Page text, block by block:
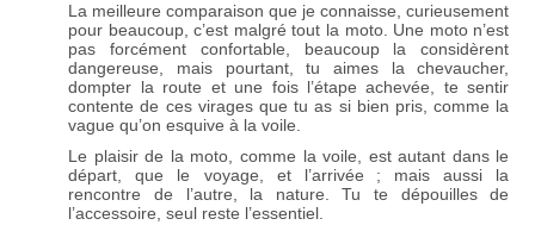
La meilleure comparaison que je connaisse, curieusement
pour beaucoup, c’est malgré tout la moto. Une moto n’est
pas forcément confortable, beaucoup la considèrent
dangereuse, mais pourtant, tu aimes la chevaucher,
dompter la route et une fois l’étape achevée, te sentir
contente de ces virages que tu as si bien pris, comme la
vague qu’on esquive à la voile.
Le plaisir de la moto, comme la voile, est autant dans le
départ, que le voyage, et l’arrivée
; mais aussi la
rencontre de l’autre, la nature. Tu te dépouilles de
l’accessoire, seul reste l’essentiel.